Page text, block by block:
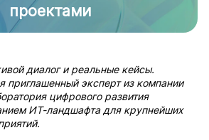
проектами
диалог и реальные кейсы.
приглашенный эксперт из компании
цифрового развития
ИТ-ландшафта для крупнейших